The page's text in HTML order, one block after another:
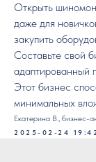
Открыть
даже для
закупить
Составьте свой
адаптированный
Этот бизнес
минимальных
Екатерина В., бизнес-
2025-02-24 19:42